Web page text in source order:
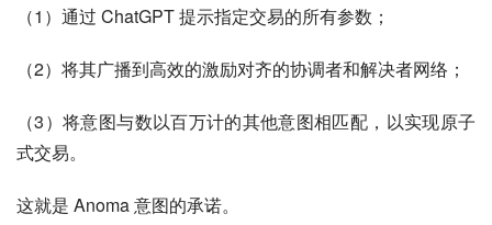
（1）通过 ChatGPT 提示指定交易的所有参数；
（2）将其广播到高效的激励对齐的协调者和解决者网络；
（3）将意图与数以百万计的其他意图相匹配，以实现原子
式交易。
这就是 Anoma 意图的承诺。